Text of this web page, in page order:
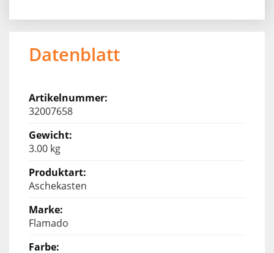
Datenblatt
32007658
3.00 kg
Aschekasten
Flamado